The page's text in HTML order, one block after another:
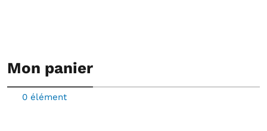
Mon panier
0 élément